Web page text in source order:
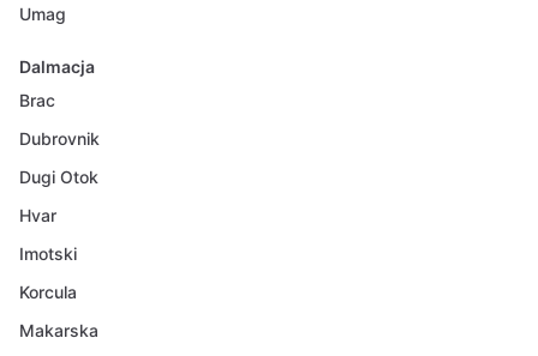
Umag
Dalmacja
Brac
Dubrovnik
Dugi Otok
Hvar
Imotski
Korcula
Makarska